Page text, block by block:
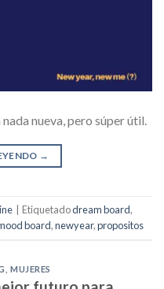
nueva, pero súper útil.
→
Etiquetadodream board,
board,newyear,propositos
,MUJERES